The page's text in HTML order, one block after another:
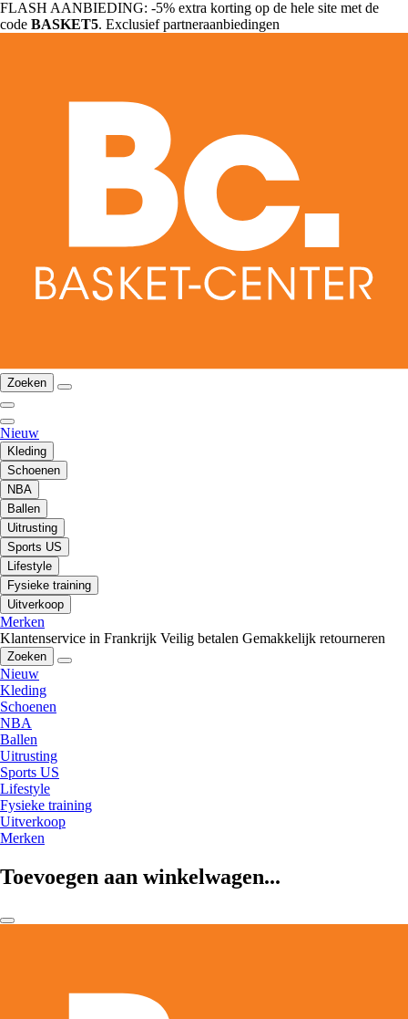
FLASH AANBIEDING: -5% extra korting op de hele site met de
code BASKET5. Exclusief partneraanbiedingen
Zoeken
Nieuw
Kleding
Schoenen
NBA
Ballen
Uitrusting
Sports US
Lifestyle
Fysieke training
Uitverkoop
Merken
Klantenservice in Frankrijk Veilig betalen Gemakkelijk retourneren
Zoeken
Nieuw
Kleding
Schoenen
NBA
Ballen
Uitrusting
Sports US
Lifestyle
Fysieke training
Uitverkoop
Merken
Toevoegen aan winkelwagen...